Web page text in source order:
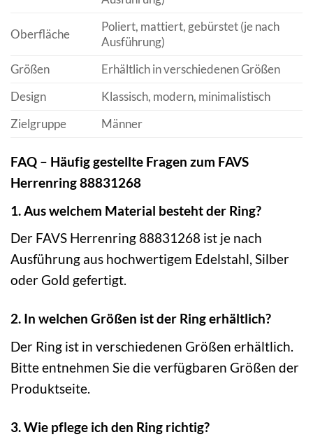
Oberfläche
Poliert, mattiert, gebürstet (je nach
Ausführung)
Größen
Erhältlich in verschiedenen Größen
Design
Klassisch, modern, minimalistisch
Zielgruppe
Männer
FAQ – Häufig gestellte Fragen zum FAVS
Herrenring 88831268
1. Aus welchem Material besteht der Ring?
Der FAVS Herrenring 88831268 ist je nach
Ausführung aus hochwertigem Edelstahl, Silber
oder Gold gefertigt.
2. In welchen Größen ist der Ring erhältlich?
Der Ring ist in verschiedenen Größen erhältlich.
Bitte entnehmen Sie die verfügbaren Größen der
Produktseite.
3. Wie pflege ich den Ring richtig?